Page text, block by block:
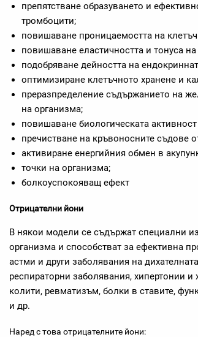
препятстване образуването и
тромбоцити;
повишаване проницаемостта на
повишаване еластичността и тонуса
подобряване дейността на
оптимизиране клетъчното хранене и
преразпределение съдържанието на
на организма;
повишаване биологическата
пречистване на кръвоносните съдове
активиране енергийния обмен в
точки на организма;
болкоуспокояващ ефект
Отрицателни йони
В някои модели се съдържат специални
организма и способстват за ефективна
астми и други заболявания на
респираторни заболявания, хипертонии и
колити, ревматизъм, болки в ставите,
и др.
Наред с това отрицателните йони: